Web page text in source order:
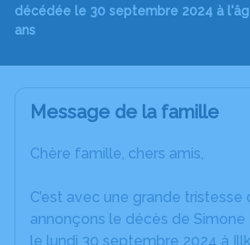
décédée le 30 septembre 2024 à
ans
Message de la famille
Chère famille, chers amis,
C’est avec une grande tristesse
annonçons le décès de Simone
le lundi 30 septembre 2024 à